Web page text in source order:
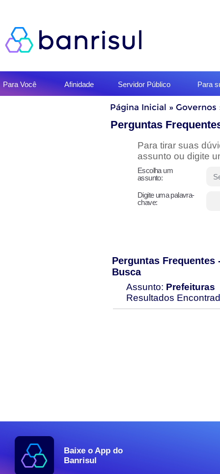
do
menu
Para Você Afinidade Servidor Público Para
Início
doPágina Inicial » Governos
Perguntas
Para tirar suas
assunto ou digite
Escolha um
assunto:
Digite uma palavra-
chave:
Perguntas Frequentes
Busca
Assunto: Prefeituras
Resultados
Baixe o App do
Banrisul